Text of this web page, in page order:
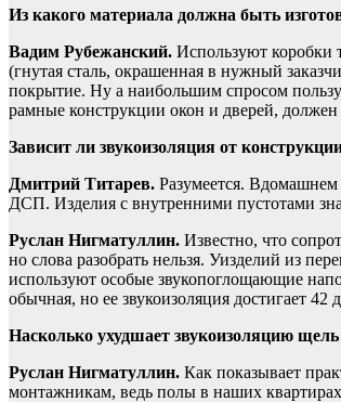
Из какого материала должна быть
Вадим Рубежанский. Используют коробки
(гнутая сталь, окрашенная в нужный
покрытие. Ну а наибольшим спросом
рамные конструкции окон и дверей,
Зависит ли звукоизоляция от
Дмитрий Титарев. Разумеется.
ДСП. Изделия с внутренними пустотами
Руслан Нигматуллин. Известно, что
но слова разобрать нельзя. Уизделий из
используют особые звукопоглощающие
обычная, но ее звукоизоляция достигает 42
Насколько ухудшает звукоизоляцию
Руслан Нигматуллин. Как показывает
монтажникам, ведь полы в наших квартирах